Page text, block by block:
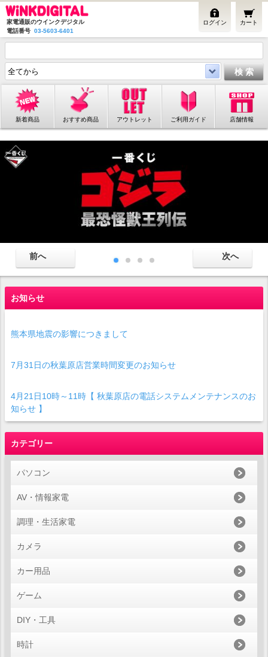
家電通販のウインクデジタル
電話番号 03-5603-6401
カート
ログイン
新着商品 おすすめ商品 アウトレット ご利用ガイド 店舗情報
お知らせ
熊本県地震の影響につきまして
7月31日の秋葉原店営業時間変更のお知らせ
4月21日10時～11時【 秋葉原店の電話システムメンテナンスのお
知らせ 】
カテゴリー
パソコン
AV・情報家電
調理・生活家電
カメラ
カー用品
ゲーム
DIY・工具
時計